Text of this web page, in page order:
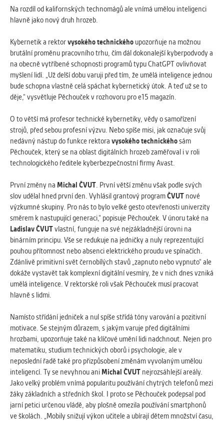
Slouží pro získávání anonymizovaných
statistických údajů, které nám pomáhají
vylepšovat naše aplikace. Zpravidla jde o
cookies systémů třetích stran, které k
těmto účelům využíváme.
MARKETINGOVÉ
Využívané za účelem zobrazení
správných nabídek a cílení obsahu podle
Vašich preferencí. Zpravidla jde o
cookies systémů třetích stran, které nám
pomáhají.
OSTATNÍ
Cookies, které aplikace nedokáže zařadit.
Naším cílem je, aby tato kategorie
zůstala prázdná a všechny cookies byly
přiřazeny do některé z kategorií
uvedených výše.
Na rozdíl od kalifornských technomágů ale vnímá umělou inteligenci
hlavně jako nový druh hrozeb.
Kybernetik a rektorvysokéhotechnického upozorňuje na možnou
brutální proměnu pracovního trhu, čím dál dokonalejší kyberpodvody a
na obecně vytříbené schopnosti programů typu ChatGPT ovlivňovat
myšlení lidí. „Už delší dobu varuji před tím, že umělá inteligence jednou
bude schopna vlastně celá spáchat kybernetický útok. A teď už se to
děje,“ vysvětluje Pěchouček v rozhovoru pro e15 magazín.
O to větší má profesor technické kybernetiky, vědy o samořízení
strojů, před sebou profesní výzvu. Nebo spíše misi, jak označuje svůj
nedávný nástup do funkce rektora vysokéhotechnickéhosám
Pěchouček, který se na oblast digitálních hrozeb zaměřoval i v roli
technologického ředitele kyberbezpečnostní firmy Avast.
První změny na Michal ČVUT. První větší změnu však podle svých
slov udělal hned první den. Vyhlásil grantový programČVUT nové
výzkumné skupiny. Pro nás to bylo velké gesto otevřenosti univerzity
směrem k nastupující generaci,“ popisuje Pěchouček. V únoru také na
LadislavČVUTvlastní, funguje na své nejzákladnější úrovni na
binárním principu. Vše se redukuje na jedničky a nuly reprezentující
pouhou přítomnost nebo absenci elektrického proudu ve spínačích.
Zdánlivě primitivní svět černobílých stavů „zapnuto nebo vypnuto“ ale
dokáže vystavět tak komplexní digitální vesmíry, že v nich dnes vzniká
umělá inteligence. V rektorské roli však Pěchouček musí pracovat
hlavně s lidmi.
Namísto střídání jedniček a nul spíše střídá tóny varování a pozitivní
motivace. Se stejným důrazem, s jakým varuje před digitálními
hrozbami, upozorňuje také na klíčové umění lidi nadchnout. Nejen pro
matematiku, studium technických oborů i psychologie, ale v
neposlední řadě také pro přizpůsobení změnám vyvolaným umělou
inteligencí. Ty se nevyhnou ani Michal ČVUT nejrozsáhlejší areály.
Jako velký problém vnímá popularitu používání chytrých telefonů mezi
žáky základních a středních škol. I proto se Pěchouček podepsal pod
jarní petici určenou vládě, aby plošně omezila používání smartphonů
ve školách. „Mobily snižují výkon učitele a ubírají dětem množství času,